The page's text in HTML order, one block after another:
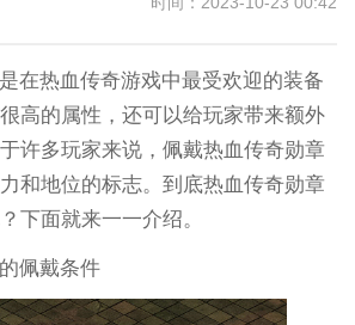
在热血传奇游戏中最受欢迎的装备
高的属性，还可以给玩家带来额外
许多玩家来说，佩戴热血传奇勋章
和地位的标志。到底热血传奇勋章
下面就来一一介绍。
佩戴条件